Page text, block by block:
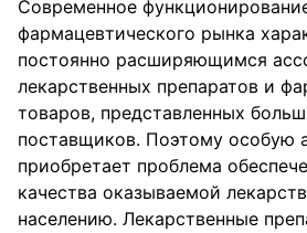
Современное
фармацевтического рынка
постоянно расширяющимся
лекарственных препаратов и
товаров, представленных
поставщиков. Поэтому особую
приобретает проблема
качества оказываемой
населению. Лекарственные